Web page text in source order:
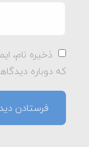
ذخیره نام،
که دوباره